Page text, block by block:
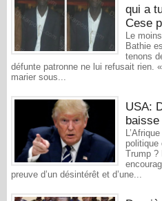
qui a
Cese
Le
Bathie
tenons
défunte patronne ne lui refusait rien.
marier sous...
USA:
politique
Trump ?
preuve d’un désintérêt et d’une...